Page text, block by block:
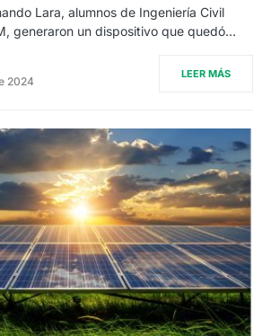
Lara, alumnos de Ingeniería Civil
generaron un dispositivo que quedó…
2024
LEER MÁS